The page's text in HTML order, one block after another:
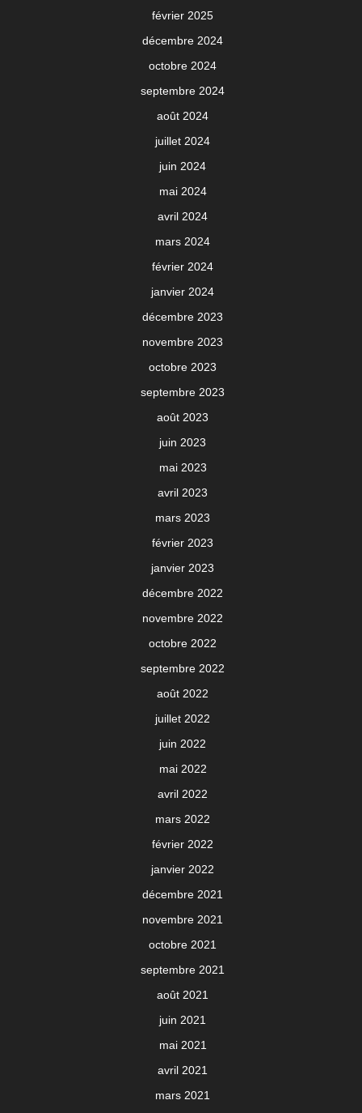
février 2025
décembre 2024
octobre 2024
septembre 2024
août 2024
juillet 2024
juin 2024
mai 2024
avril 2024
mars 2024
février 2024
janvier 2024
décembre 2023
novembre 2023
octobre 2023
septembre 2023
août 2023
juin 2023
mai 2023
avril 2023
mars 2023
février 2023
janvier 2023
décembre 2022
novembre 2022
octobre 2022
septembre 2022
août 2022
juillet 2022
juin 2022
mai 2022
avril 2022
mars 2022
février 2022
janvier 2022
décembre 2021
novembre 2021
octobre 2021
septembre 2021
août 2021
juin 2021
mai 2021
avril 2021
mars 2021